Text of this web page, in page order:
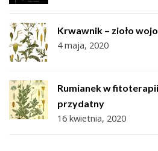
Krwawnik – zioło
4 maja, 2020
Rumianek w
przydatny
16 kwietnia, 2020